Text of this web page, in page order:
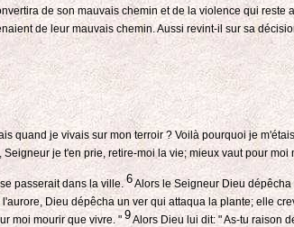
de son mauvais chemin et de la violence qui reste
de leur mauvais chemin. Aussi revint-il sur sa
quand je vivais sur mon terroir ? Voilà pourquoi je
je t'en prie, retire-moi la vie; mieux vaut pour moi
passerait dans la ville.6Alors le Seigneur Dieu
Dieu dépêcha un ver qui attaqua la plante; elle
moi mourir que vivre. " 9Alors Dieu lui dit: " As-tu raison